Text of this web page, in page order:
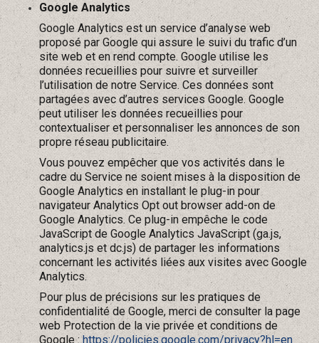
Google Analytics
Google Analytics est un service d’analyse web
proposé par Google qui assure le suivi du trafic d’un
site web et en rend compte. Google utilise les
données recueillies pour suivre et surveiller
l’utilisation de notre Service. Ces données sont
partagées avec d’autres services Google. Google
peut utiliser les données recueillies pour
contextualiser et personnaliser les annonces de son
propre réseau publicitaire.
Vous pouvez empêcher que vos activités dans le
cadre du Service ne soient mises à la disposition de
Google Analytics en installant le plug-in pour
navigateur Analytics Opt out browser add-on de
Google Analytics. Ce plug-in empêche le code
JavaScript de Google Analytics JavaScript (ga.js,
analytics.js et dc.js) de partager les informations
concernant les activités liées aux visites avec Google
Analytics.
Pour plus de précisions sur les pratiques de
confidentialité de Google, merci de consulter la page
web Protection de la vie privée et conditions de
Google :https://policies.google.com/privacy?hl=en